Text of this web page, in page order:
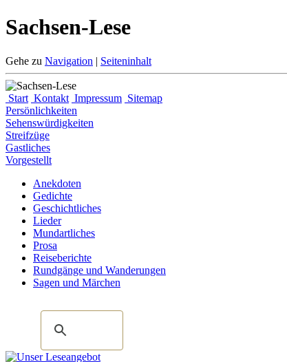
Sachsen-Lese
Gehe zu Navigation | Seiteninhalt
Start Kontakt Impressum Sitemap
Persönlichkeiten
Sehenswürdigkeiten
Streifzüge
Gastliches
Vorgestellt
Anekdoten
Gedichte
Geschichtliches
Lieder
Mundartliches
Prosa
Reiseberichte
Rundgänge und Wanderungen
Sagen und Märchen